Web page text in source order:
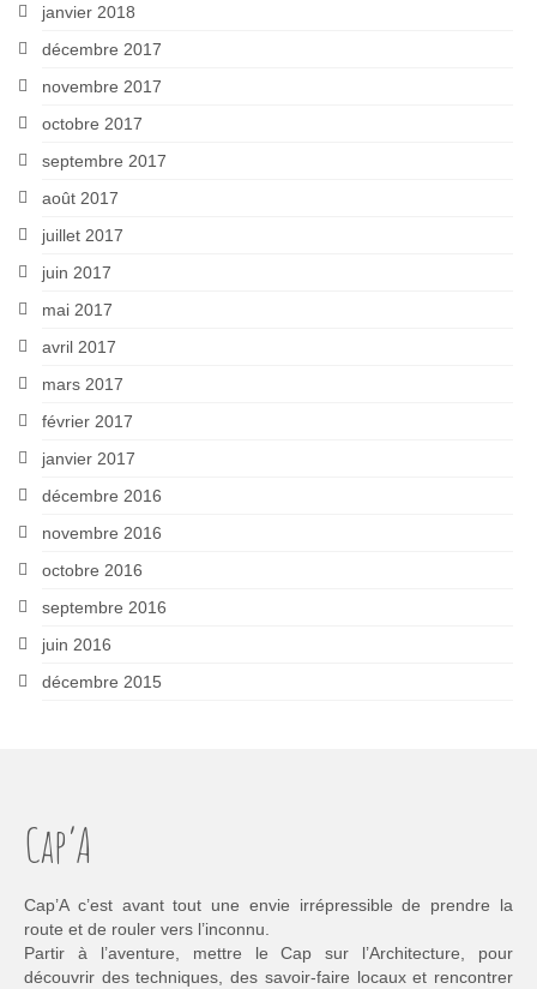
janvier 2018
décembre 2017
novembre 2017
octobre 2017
septembre 2017
août 2017
juillet 2017
juin 2017
mai 2017
avril 2017
mars 2017
février 2017
janvier 2017
décembre 2016
novembre 2016
octobre 2016
septembre 2016
juin 2016
décembre 2015
Cap’A
Cap’A c’est avant tout une envie irrépressible de prendre la
route et de rouler vers l’inconnu.
Partir à l’aventure, mettre le Cap sur l’Architecture, pour
découvrir des techniques, des savoir-faire locaux et rencontrer